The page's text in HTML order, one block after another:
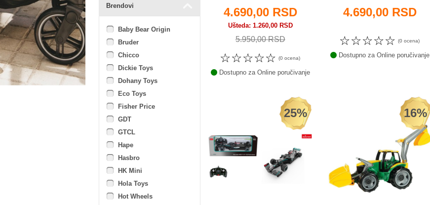
Brendovi
Baby Bear Origin
Bruder
Chicco
Dickie Toys
Dohany Toys
Eco Toys
Fisher Price
GDT
GTCL
Hape
Hasbro
HK Mini
Hola Toys
Hot Wheels
4.690,00 RSD
Ušteda 1.260,00 RSD
5.950,00 RSD
☆
☆
☆
☆
☆ (0 ocena)
Dostupno za Online poručivanje
4.690,00 RSD
☆
☆
☆
☆
☆ (0 ocena)
Dostupno za Online poručivanje
25% 16%